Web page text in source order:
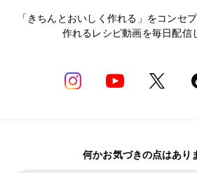
「きちんとおいしく作れる」をコンセ
作れるレシピ動画を毎日配信
何かお気づきの点はあり